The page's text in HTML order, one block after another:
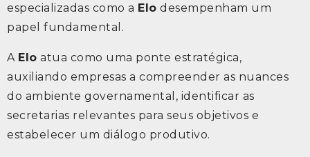
especializadas como a Elo desempenham um
papel fundamental.
A Elo atua como uma ponte estratégica,
auxiliando empresas a compreender as nuances
do ambiente governamental, identificar as
secretarias relevantes para seus objetivos e
estabelecer um diálogo produtivo.